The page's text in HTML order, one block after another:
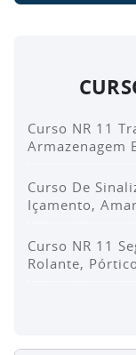
Curso NR 11
Armazenagem
Curso De
Içamento,
Curso NR 11
Rolante,